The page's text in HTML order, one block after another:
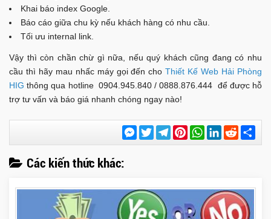
Khai báo index Google.
Báo cáo giữa chu kỳ nếu khách hàng có nhu cầu.
Tối ưu internal link.
Vậy thì còn chần chừ gì nữa, nếu quý khách cũng đang có nhu
cầu thì hãy mau nhấc máy gọi đến choThiết Kế Web Hải Phòng
HIG thông qua hotline 0904.945.840 / 0888.876.444 để được hỗ
trợ tư vấn và báo giá nhanh chóng ngay nào!
Messenger
TwitterTelegramPinterestWhatsApp
LinkedIn
Reddit
Các kiến thức khác: